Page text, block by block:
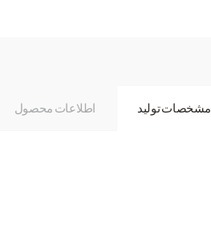
مشخصات تولید اطلاعات محصول